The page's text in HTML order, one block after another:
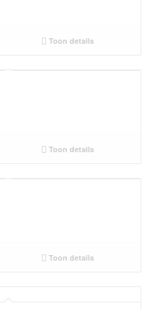
Toon details
Toon details
Toon details